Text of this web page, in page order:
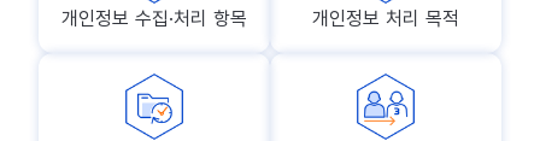
개인정보 수집·처리 항목 개인정보 처리 목적